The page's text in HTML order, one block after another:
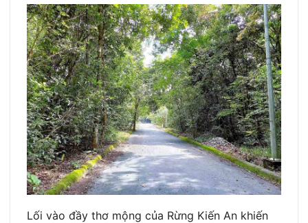
Lối vào đầy thơ mộng của Rừng Kiến An khiến